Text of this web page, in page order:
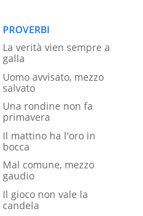
PROVERBI
La verità vien sempre a
galla
Uomo avvisato, mezzo
salvato
Una rondine non fa
primavera
Il mattino ha l'oro in
bocca
Mal comune, mezzo
gaudio
Il gioco non vale la
candela